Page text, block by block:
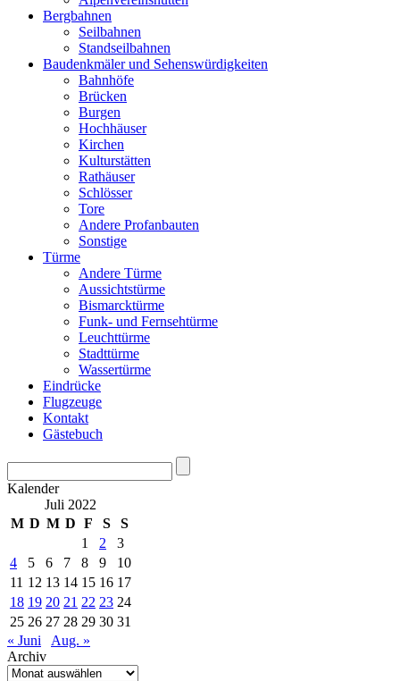
Bergbahnen
Seilbahnen
Standseilbahnen
Baudenkmäler und Sehenswürdigkeiten
Bahnhöfe
Brücken
Burgen
Hochhäuser
Kirchen
Kulturstätten
Rathäuser
Schlösser
Tore
Andere Profanbauten
Sonstige
Türme
Andere Türme
Aussichtstürme
Bismarcktürme
Funk- und Fernsehtürme
Leuchttürme
Stadttürme
Wassertürme
Eindrücke
Flugzeuge
Kontakt
Gästebuch
Kalender
Juli 2022
M D M D F S
S
1
2
3
4
5 6 7 8 9
10
11 12 13 14 15 16 17
18 19 20 21 22 23 24
25 26 27 28 29 30 31
« Juni
Aug. »
Archiv
Archiv